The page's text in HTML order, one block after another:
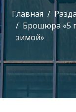
Главная
Брошюра «5
зимой»